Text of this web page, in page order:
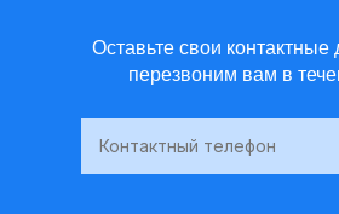
Оставьте свои
перезвоним вам в